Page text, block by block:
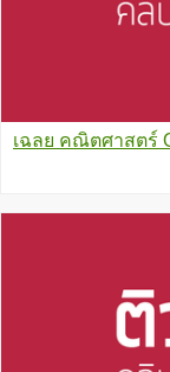
เฉลย คณิตศาสตร์